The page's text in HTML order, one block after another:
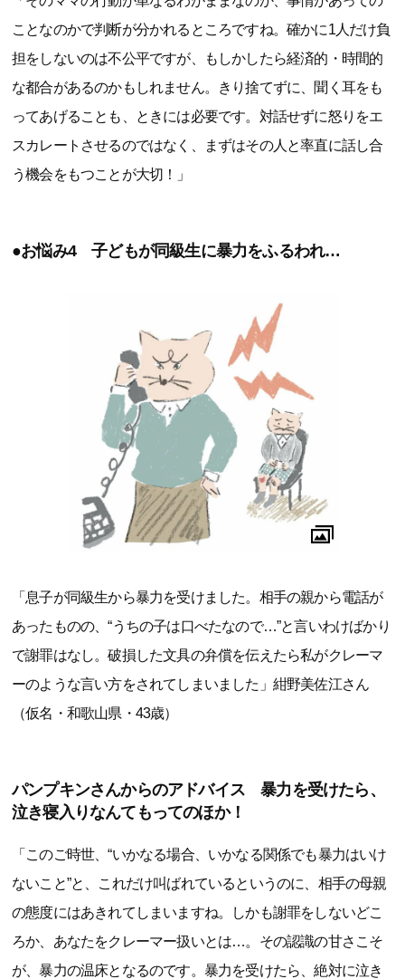
ことなのかで判断が分かれるところですね。確かに1人だけ負
担をしないのは不公平ですが、もしかしたら経済的・時間的
な都合があるのかもしれません。きり捨てずに、聞く耳をも
ってあげることも、ときには必要です。対話せずに怒りをエ
スカレートさせるのではなく、まずはその人と率直に話し合
う機会をもつことが大切！」
●お悩み4 子どもが同級生に暴力をふるわれ…
「息子が同級生から暴力を受けました。相手の親から電話が
あったものの、“うちの子は口べたなので…”と言いわけばかり
で謝罪はなし。破損した文具の弁償を伝えたら私がクレーマ
ーのような言い方をされてしまいました」紺野美佐江さん
（仮名・和歌山県・43歳）
パンプキンさんからのアドバイス 暴力を受けたら、
泣き寝入りなんてもってのほか！
「このご時世、“いかなる場合、いかなる関係でも暴力はいけ
ないこと”と、これだけ叫ばれているというのに、相手の母親
の態度にはあきれてしまいますね。しかも謝罪をしないどこ
ろか、あなたをクレーマー扱いとは…。その認識の甘さこそ
が、暴力の温床となるのです。暴力を受けたら、絶対に泣き